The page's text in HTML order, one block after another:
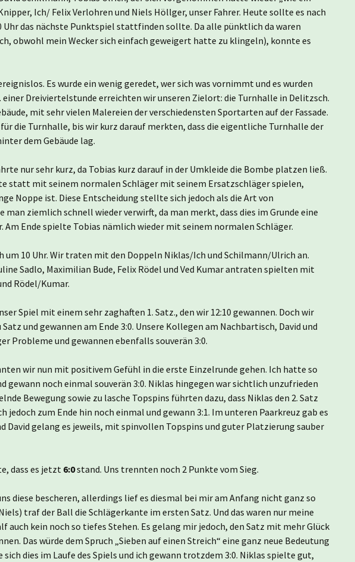
Ich/ Felix Verlohren und Niels Höllger, unser Fahrer. Heute sollte es nach
Uhr das nächste Punktspiel stattfinden sollte. Da alle pünktlich da waren
obwohl mein Wecker sich einfach geweigert hatte zu klingeln), konnte es
Es wurde ein wenig geredet, wer sich was vornimmt und es wurden
einer Dreiviertelstunde erreichten wir unseren Zielort: die Turnhalle in Delitzsch.
mit sehr vielen Malereien der verschiedensten Sportarten auf der Fassade.
die Turnhalle, bis wir kurz darauf merkten, dass die eigentliche Turnhalle der
dem Gebäude lag.
nur sehr kurz, da Tobias kurz darauf in der Umkleide die Bombe platzen ließ.
statt mit seinem normalen Schläger mit seinem Ersatzschläger spielen,
Noppe ist. Diese Entscheidung stellte sich jedoch als die Art von
man ziemlich schnell wieder verwirft, da man merkt, dass dies im Grunde eine
Am Ende spielte Tobias nämlich wieder mit seinem normalen Schläger.
um 10 Uhr. Wir traten mit den Doppeln Niklas/Ich und Schilmann/Ulrich an.
Sadlo, Maximilian Bude, Felix Rödel und Ved Kumar antraten spielten mit
Rödel/Kumar.
Spiel mit einem sehr zaghaften 1. Satz., den wir 12:10 gewannen. Doch wir
und gewannen am Ende 3:0. Unsere Kollegen am Nachbartisch, David und
Probleme und gewannen ebenfalls souverän 3:0.
wir nun mit positivem Gefühl in die erste Einzelrunde gehen. Ich hatte so
gewann noch einmal souverän 3:0. Niklas hingegen war sichtlich unzufrieden
Bewegung sowie zu lasche Topspins führten dazu, dass Niklas den 2. Satz
jedoch zum Ende hin noch einmal und gewann 3:1. Im unteren Paarkreuz gab es
David gelang es jeweils, mit spinvollen Topspins und guter Platzierung sauber
dass es jetzt 6:0stand. Uns trennten noch 2 Punkte vom Sieg.
diese bescheren, allerdings lief es diesmal bei mir am Anfang nicht ganz so
traf der Ball die Schlägerkante im ersten Satz. Und das waren nur meine
auch kein noch so tiefes Stehen. Es gelang mir jedoch, den Satz mit mehr Glück
Das würde dem Spruch „Sieben auf einen Streich“ eine ganz neue Bedeutung
sich dies im Laufe des Spiels und ich gewann trotzdem 3:0. Niklas spielte gut,